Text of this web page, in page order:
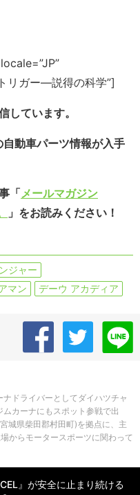
リガー―説得の科学”]
ています。
動車パーツ情報が入手
「メールマガジン
」をお読みください！
ジャー
マン デーウ アカディア
ドライバーとしてダイハツチャ
カーナにもスポット参戦で出
城県柴田郡村田町)を拠点に、主
からモータースポーツに関わって
』が安全に止まり続ける